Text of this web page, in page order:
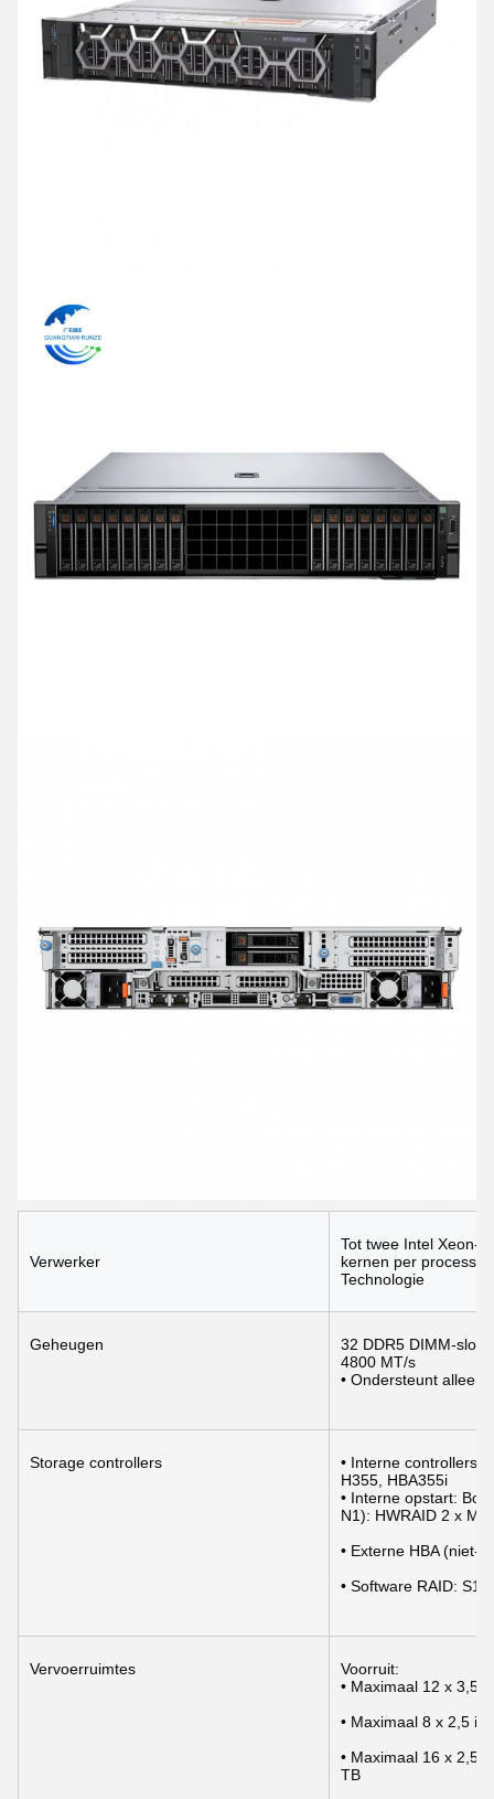
Verwerker
Tot twee Intel Xeon-
kernen per
Technologie
Geheugen
32 DDR5 DIMM-
4800 MT/s
• Ondersteunt alleen
Storage controllers
• Interne controllers:
H355, HBA355i
• Interne opstart:
N1): HWRAID 2 x
• Externe HBA (niet-
• Software RAID:
Vervoerruimtes
Voorruit:
• Maximaal 12 x 3,5
• Maximaal 8 x 2,5
• Maximaal 16 x 2,5
TB